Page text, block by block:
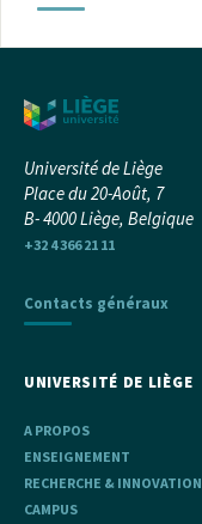
Université de Liège
Place du 20-Août, 7
B- 4000 Liège, Belgique
+32 4 366 21 11
Contacts généraux
UNIVERSITÉ DE LIÈGE
A PROPOS
ENSEIGNEMENT
RECHERCHE & INNOVATION
CAMPUS